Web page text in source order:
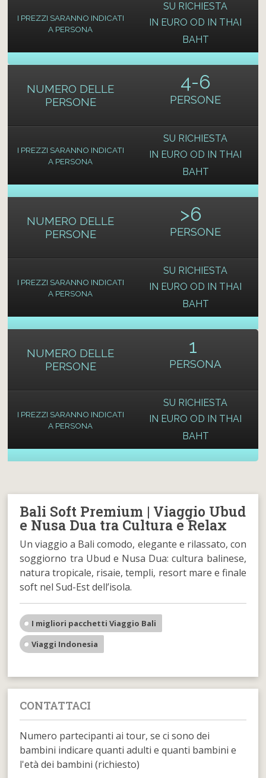
I PREZZI SARANNO INDICATI
A PERSONA
SU RICHIESTA
IN EURO OD IN THAI
BAHT
NUMERO DELLE
PERSONE
I PREZZI SARANNO INDICATI
A PERSONA
4-6
PERSONE
SU RICHIESTA
IN EURO OD IN THAI
BAHT
NUMERO DELLE
PERSONE
I PREZZI SARANNO INDICATI
A PERSONA
>6
PERSONE
SU RICHIESTA
IN EURO OD IN THAI
BAHT
NUMERO DELLE
PERSONE
I PREZZI SARANNO INDICATI
A PERSONA
1
PERSONA
SU RICHIESTA
IN EURO OD IN THAI
BAHT
Bali Soft Premium | Viaggio Ubud
e Nusa Dua tra Cultura e Relax
Un viaggio a Bali comodo, elegante e rilassato, con
soggiorno tra Ubud e Nusa Dua: cultura balinese,
natura tropicale, risaie, templi, resort mare e finale
soft nel Sud-Est dell’isola.
I migliori pacchetti Viaggio Bali
Viaggi Indonesia
CONTATTACI
Numero partecipanti ai tour, se ci sono dei
bambini indicare quanti adulti e quanti bambini e
l'età dei bambini (richiesto)